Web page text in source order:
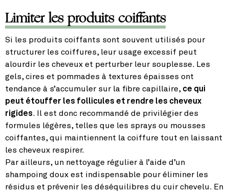
Limiter les produits coiffants
Si les produits coiffants sont souvent utilisés pour
structurer les coiffures, leur usage excessif peut
alourdir les cheveux et perturber leur souplesse. Les
gels, cires et pommades à textures épaisses ont
tendance à s’accumuler sur la fibre capillaire, ce qui
peut étouffer les follicules et rendre les cheveux
rigides. Il est donc recommandé de privilégier des
formules légères, telles que les sprays ou mousses
coiffantes, qui maintiennent la coiffure tout en laissant
les cheveux respirer.
Par ailleurs, un nettoyage régulier à l’aide d’un
shampoing doux est indispensable pour éliminer les
résidus et prévenir les déséquilibres du cuir chevelu. En